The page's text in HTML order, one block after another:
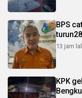
BPS
13 jam
KPK